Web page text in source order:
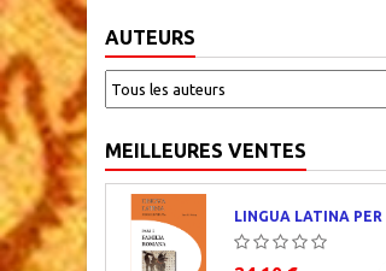
AUTEURS
MEILLEURES VENTES